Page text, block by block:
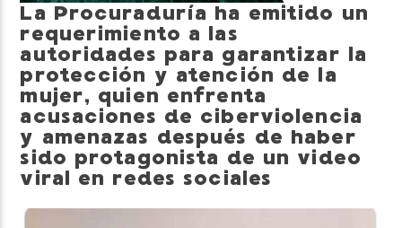
La Procuraduría ha emitido un
requerimiento a las
autoridades para garantizar la
protección y atención de la
mujer, quien enfrenta
acusaciones de ciberviolencia
y amenazas después de haber
sido protagonista de un video
viral en redes sociales